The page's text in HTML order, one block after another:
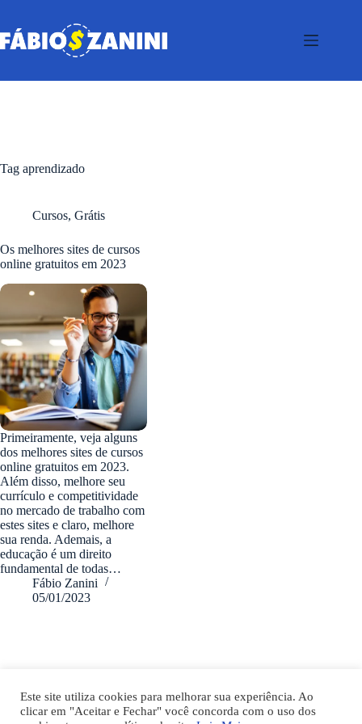
o
conteúdo
Tag aprendizado
Cursos, Grátis
Os melhores sites de cursos
online gratuitos em 2023
Primeiramente, veja alguns
dos melhores sites de cursos
online gratuitos em 2023.
Além disso, melhore seu
currículo e competitividade
no mercado de trabalho com
estes sites e claro, melhore
sua renda. Ademais, a
educação é um direito
fundamental de todas…
Fábio Zanini
05/01/2023
Este site utiliza cookies para melhorar sua experiência. Ao
clicar em "Aceitar e Fechar" você concorda com o uso dos